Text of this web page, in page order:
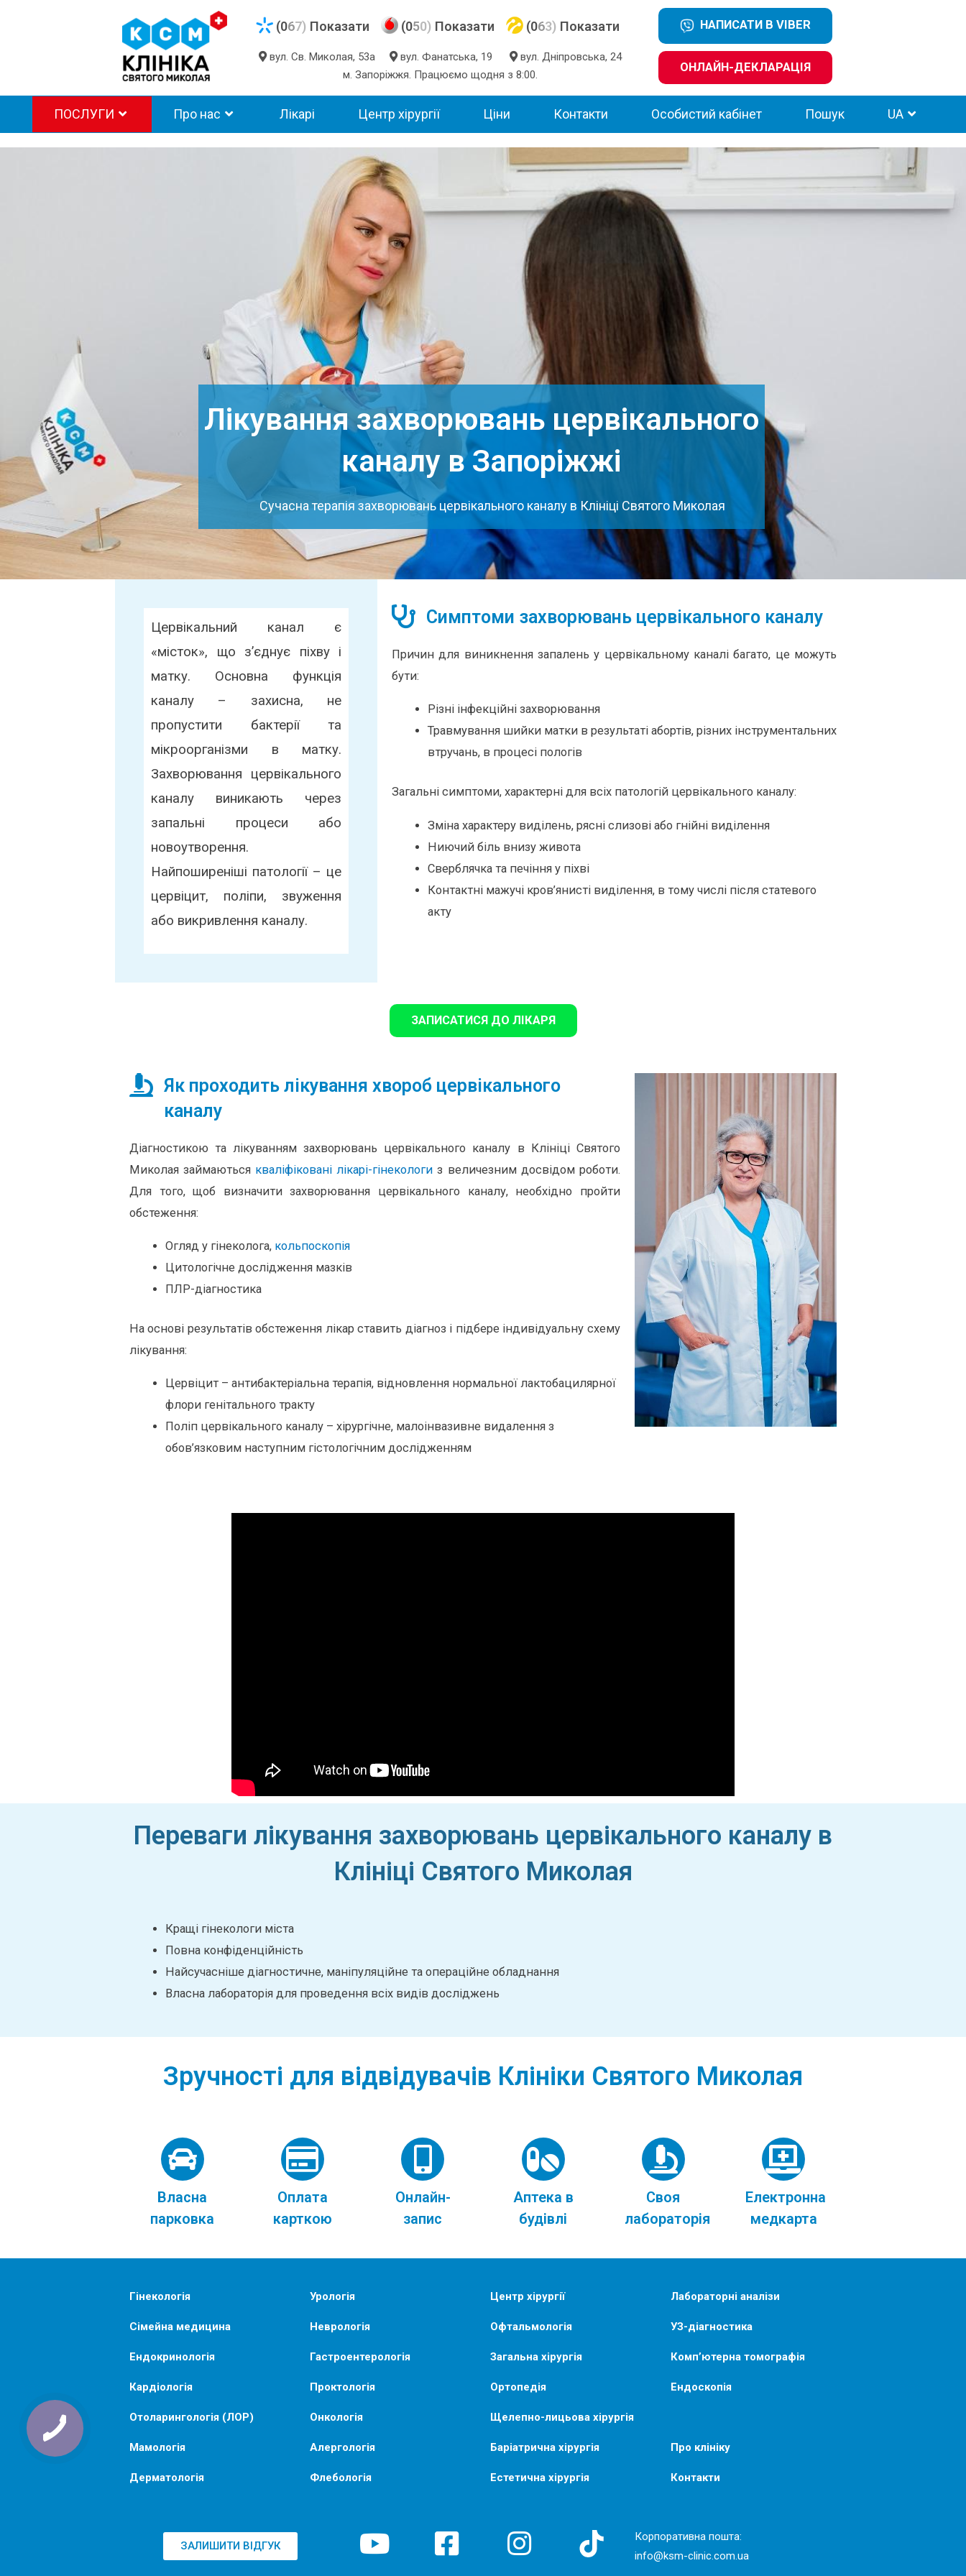
(067) Показати (050) Показати
вул. Св. Миколая, 53а вул. Фанатська, 19
вул. Дніпровська, 24
м. Запоріжжя. Працюємо щодня з 8:00.
(063) Показати НАПИСАТИ В VIBER
ОНЛАЙН-ДЕКЛАРАЦІЯ
ПОСЛУГИ Про нас Лікарі Центр хірургії Ціни Контакти Особистий кабінет Пошук UA
Лікування захворювань цервікального
каналу в Запоріжжі
Сучасна терапія захворювань цервікального каналу в Клініці Святого Миколая
Цервікальний канал є
«місток», що з’єднує піхву і
матку. Основна функція
каналу – захисна, не
пропустити бактерії та
мікроорганізми в матку.
Захворювання цервікального
каналу виникають через
запальні процеси або
новоутворення.
Найпоширеніші патології – це
цервіцит, поліпи, звуження
або викривлення каналу.
Симптоми захворювань цервікального каналу
Причин для виникнення запалень у цервікальному каналі багато, це можуть
бути:
Різні інфекційні захворювання
Травмування шийки матки в результаті абортів, різних інструментальних
втручань, в процесі пологів
Загальні симптоми, характерні для всіх патологій цервікального каналу:
Зміна характеру виділень, рясні слизові або гнійні виділення
Ниючий біль внизу живота
Сверблячка та печіння у піхві
Контактні мажучі кров’янисті виділення, в тому числі після статевого
акту
ЗАПИСАТИСЯ ДО ЛІКАРЯ
Як проходить лікування хвороб цервікального
каналу
Діагностикою та лікуванням захворювань цервікального каналу в Клініці Святого
Миколая займаються кваліфіковані лікарі-гінекологи з величезним досвідом роботи.
Для того, щоб визначити захворювання цервікального каналу, необхідно пройти
обстеження:
Огляд у гінеколога, кольпоскопія
Цитологічне дослідження мазків
ПЛР-діагностика
На основі результатів обстеження лікар ставить діагноз і підбере індивідуальну схему
лікування:
Цервіцит – антибактеріальна терапія, відновлення нормальної лактобацилярної
флори генітального тракту
Поліп цервікального каналу – хірургічне, малоінвазивне видалення з
обов’язковим наступним гістологічним дослідженням
Переваги лікування захворювань цервікального каналу в
Клініці Святого Миколая
Кращі гінекологи міста
Повна конфіденційність
Найсучасніше діагностичне, маніпуляційне та операційне обладнання
Власна лабораторія для проведення всіх видів досліджень
Зручності для відвідувачів Клініки Святого Миколая
Власна
парковка
Оплата
карткою
Онлайн-
запис
Аптека в
будівлі
Своя
лабораторія
Електронна
медкарта
Гінекологія
Сімейна медицина
Ендокринологія
Кардіологія
Отоларингологія (ЛОР)
Мамологія
Дерматологія
Урологія
Неврологія
Гастроентерологія
Проктологія
Онкологія
Алергологія
Флебологія
Центр хірургії
Офтальмологія
Загальна хірургія
Ортопедія
Щелепно-лицьова хірургія
Баріатрична хірургія
Естетична хірургія
Лабораторні аналізи
УЗ-діагностика
Комп’ютерна томографія
Ендоскопія
Про клініку
Контакти
ЗАЛИШИТИ ВІДГУК
Корпоративна пошта:
info@ksm-clinic.com.ua